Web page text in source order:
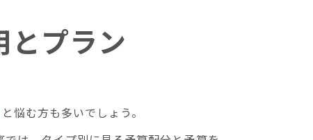
とプラン
と悩む方も多いでしょう。